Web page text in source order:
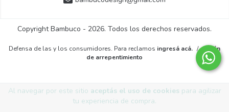
Al navegar por este sitio aceptás el uso de cookiespara agilizar
tu experiencia de compra.
Copyright Bambuco - 2026. Todos los derechos reservados.
Defensa de las y los consumidores. Para reclamos ingresá acá. / Botón
de arrepentimiento